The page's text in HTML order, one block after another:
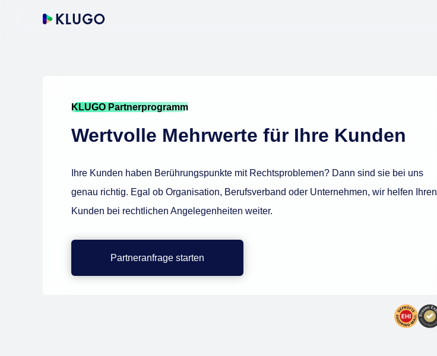
KLUGO Partnerprogramm
Wertvolle Mehrwerte für Ihre Kunden
Ihre Kunden haben Berührungspunkte mit Rechtsproblemen? Dann sind sie bei uns
genau richtig. Egal ob Organisation, Berufsverband oder Unternehmen, wir helfen Ihren
Kunden bei rechtlichen Angelegenheiten weiter.
Partneranfrage starten